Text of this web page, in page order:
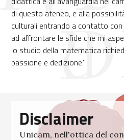
di questo ateneo, e alla
culturali entrando a contatto
ad affrontare le sfide che mi
lo studio della matematica
passione e dedizione."
Disclaimer
Unicam, nell'ottica del